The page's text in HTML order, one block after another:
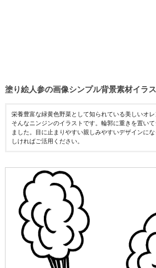
塗り絵人参の画像シンプル背景素材イラ
栄養豊富な緑黄色野菜として知られている美しいオレ
そんなニンジンのイラストです。輪郭に重きを置い
ました。目に止まりやすい親しみやすいデザインに
しければご活用ください。